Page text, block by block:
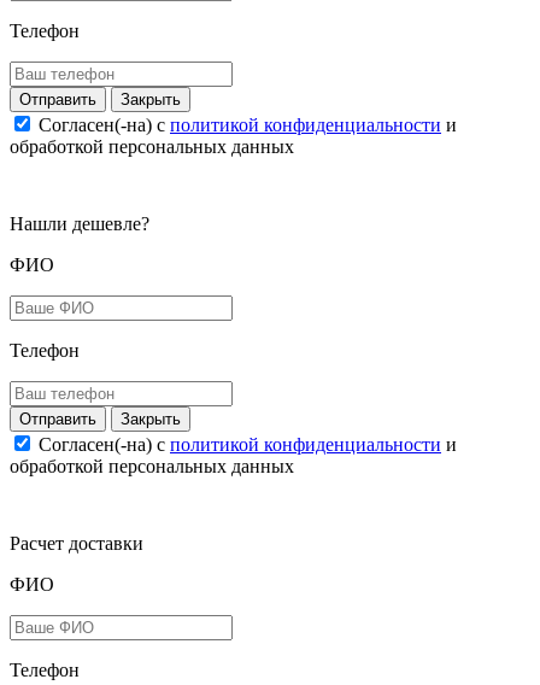
Телефон
Закрыть
Согласен(-на) c политикой конфиденциальности и
обработкой персональных данных
Нашли дешевле?
ФИО
Телефон
Закрыть
Согласен(-на) c политикой конфиденциальности и
обработкой персональных данных
Расчет доставки
ФИО
Телефон